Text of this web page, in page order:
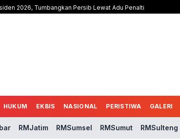
2026, Tumbangkan Persib Lewat Adu Penalti
HUKUM EKBIS NASIONAL PERISTIWA GALERI
RMJatim RMSumsel RMSumut RMSulteng